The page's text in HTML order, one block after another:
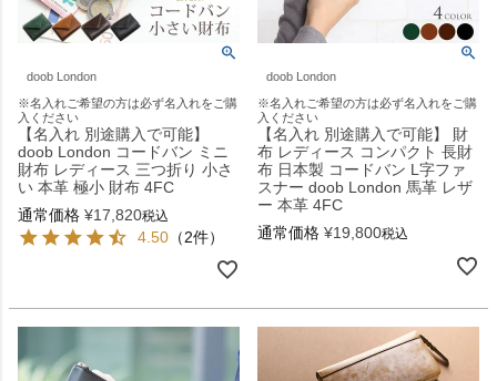
doob London
※名入れご希望の方は必ず名入れをご購
入ください
【名入れ 別途購入で可能】
doob London コードバン ミニ
財布 レディース 三つ折り 小さ
い 本革 極小 財布 4FC
通常価格 ¥17,820税込
4.50 （2件）
doob London
※名入れご希望の方は必ず名入れをご購
入ください
【名入れ 別途購入で可能】 財
布 レディース コンパクト 長財
布 日本製 コードバン L字ファ
スナー doob London 馬革 レザ
ー 本革 4FC
通常価格 ¥19,800税込